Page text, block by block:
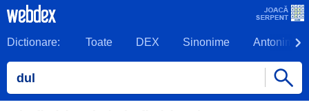
Dictionare: Toate DEX Sinonime Antonime